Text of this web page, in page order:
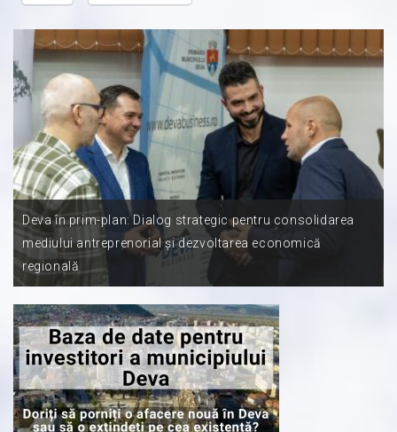
Deva în prim-plan: Dialog strategic pentru consolidarea
mediului antreprenorial și dezvoltarea economică
regională